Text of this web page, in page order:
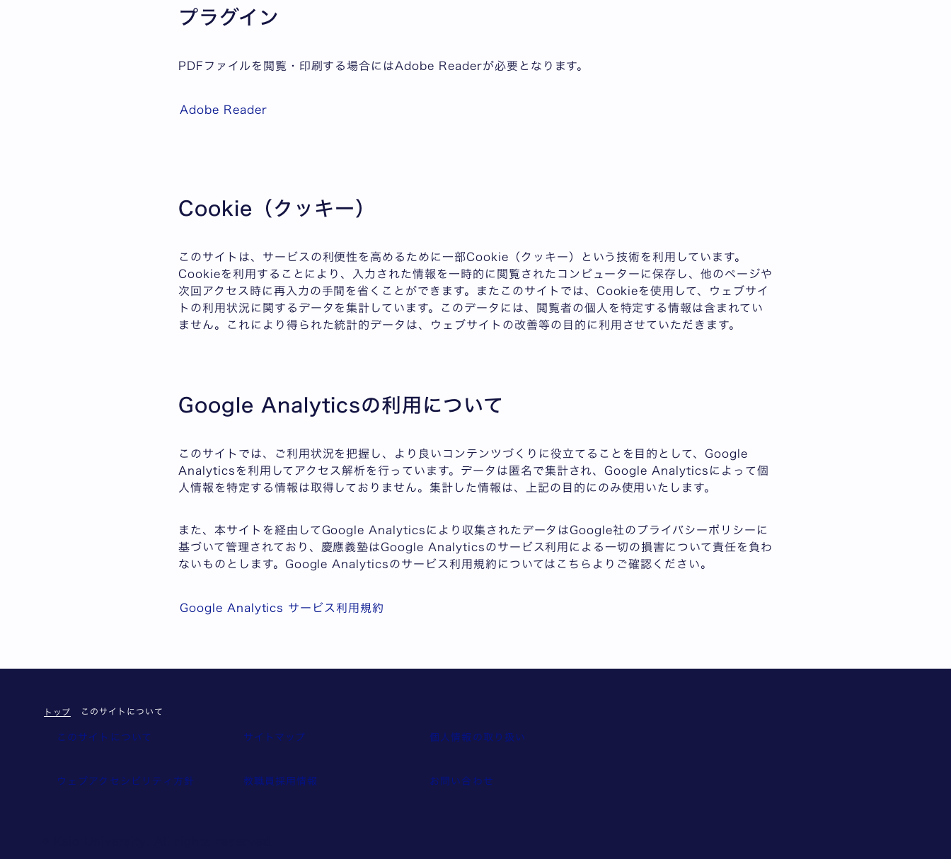
プラグイン
PDFファイルを閲覧・印刷する場合にはAdobe Readerが必要となります。
Adobe Reader
Cookie（クッキー）
このサイトは、サービスの利便性を高めるために一部Cookie（クッキー）という技術を利用しています。
Cookieを利用することにより、入力された情報を一時的に閲覧されたコンピューターに保存し、他のページや
次回アクセス時に再入力の手間を省くことができます。またこのサイトでは、Cookieを使用して、ウェブサイ
トの利用状況に関するデータを集計しています。このデータには、閲覧者の個人を特定する情報は含まれてい
ません。これにより得られた統計的データは、ウェブサイトの改善等の目的に利用させていただきます。
Google Analyticsの利用について
このサイトでは、ご利用状況を把握し、より良いコンテンツづくりに役立てることを目的として、Google
Analyticsを利用してアクセス解析を行っています。データは匿名で集計され、Google Analyticsによって個
人情報を特定する情報は取得しておりません。集計した情報は、上記の目的にのみ使用いたします。
また、本サイトを経由してGoogle Analyticsにより収集されたデータはGoogle社のプライバシーポリシーに
基づいて管理されており、慶應義塾はGoogle Analyticsのサービス利用による一切の損害について責任を負わ
ないものとします。Google Analyticsのサービス利用規約についてはこちらよりご確認ください。
Google Analytics サービス利用規約
トップ このサイトについて
このサイトについて サイトマップ 個人情報の取り扱い
ウェブアクセシビリティ方針 教職員採用情報 お問い合わせ